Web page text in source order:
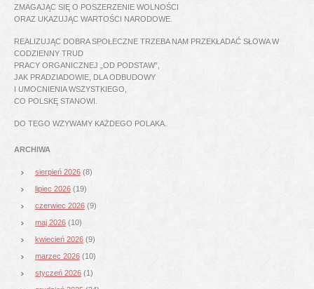
ZMAGAJĄC SIĘ O POSZERZENIE WOLNOŚCI
ORAZ UKAZUJĄC WARTOŚCI NARODOWE.
REALIZUJĄC DOBRA SPOŁECZNE TRZEBA NAM PRZEKŁADAĆ SŁOWA W
CODZIENNY TRUD
PRACY ORGANICZNEJ „OD PODSTAW”,
JAK PRADZIADOWIE, DLA ODBUDOWY
I UMOCNIENIA WSZYSTKIEGO,
CO POLSKĘ STANOWI.
DO TEGO WZYWAMY KAŻDEGO POLAKA.
ARCHIWA
sierpień 2026 (8)
lipiec 2026 (19)
czerwiec 2026 (9)
maj 2026 (10)
kwiecień 2026 (9)
marzec 2026 (10)
styczeń 2026 (1)